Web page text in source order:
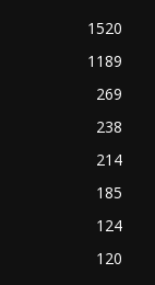
1520
1189
269
238
214
185
124
120